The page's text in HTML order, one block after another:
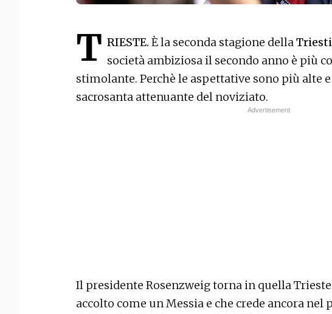
T RIESTE. È la seconda stagione della
società ambiziosa il secondo anno è più
stimolante. Perchè le aspettative sono più alte
sacrosanta attenuante del noviziato.
Il presidente Rosenzweig torna in quella
accolto come un Messia e che crede ancora nel